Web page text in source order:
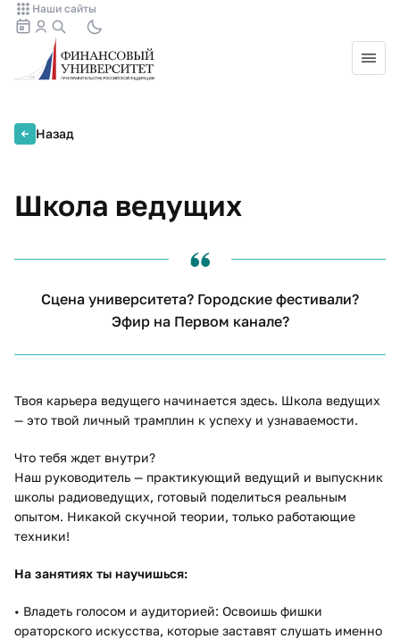
Наши сайты
Назад
Школа ведущих
Сцена университета? Городские фестивали?
Эфир на Первом канале?
Твоя карьера ведущего начинается здесь. Школа ведущих
— это твой личный трамплин к успеху и узнаваемости.
Что тебя ждет внутри?
Наш руководитель — практикующий ведущий и выпускник
школы радиоведущих, готовый поделиться реальным
опытом. Никакой скучной теории, только работающие
техники!
На занятиях ты научишься:
• Владеть голосом и аудиторией: Освоишь фишки
ораторского искусства, которые заставят слушать именно